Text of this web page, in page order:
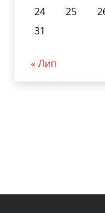
24
25
31
« Лип